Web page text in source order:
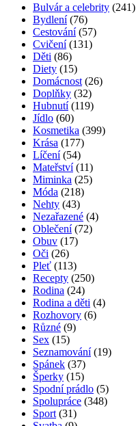
Bulvár a celebrity (241)
Bydlení(76)
Cestování(57)
Cvičení(131)
Děti (86)
Diety (15)
Domácnost (26)
Doplňky (32)
Hubnutí(119)
Jídlo (60)
Kosmetika (399)
Krása (177)
Líčení(54)
Mateřství(11)
Miminka (25)
Móda (218)
Nehty (43)
Nezařazené (4)
Oblečení(72)
Obuv (17)
Oči (26)
Pleť (113)
Recepty (250)
Rodina (24)
Rodina a děti (4)
Rozhovory (6)
Různé (9)
Sex (15)
Seznamování(19)
Spánek (37)
Šperky (15)
Spodní prádlo (5)
Spolupráce (348)
Sport (31)